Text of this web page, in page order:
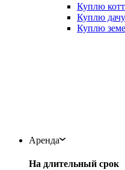
Куплю
Куплю дачу
Куплю
Аренда
На длительный срок